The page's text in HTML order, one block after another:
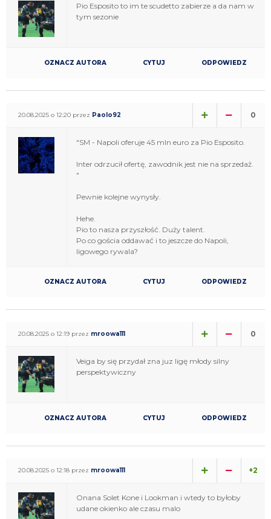
Pio Esposito to im te scudetto zabierze a da nam w
tym sezonie
OZNACZ AUTORA CYTUJ ODPOWIEDZ
20.08.2025 o 12:20 przez Paolo92 0
"SM - Napoli oferuje 45 mln euro za Pio Esposito.
Inter odrzucił ofertę, zawodnik jest nie na sprzedaż.
"
Pewnie kolejne wynysły.
Hehe.
Pio to nasza przyszłość. Duży talent.
Po co gościa oddawać i to jeszcze do Napoli,
ligowego rywala?
OZNACZ AUTORA CYTUJ ODPOWIEDZ
20.08.2025 o 12:19 przez mroowa111 0
Veiga by się przydał zna juz ligę młody silny
perspektywiczny
OZNACZ AUTORA CYTUJ ODPOWIEDZ
20.08.2025 o 12:18 przez mroowa111 +2
Onana Solet Kone i Lookman i wtedy to byłoby
udane okienko ale czasu malo